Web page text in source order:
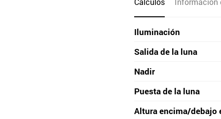
Iluminación
Salida de la luna
Nadir
Puesta de la luna
Altura encima/debajo